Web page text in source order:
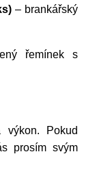
– brankářský
řemínek s
výkon. Pokud
prosím svým